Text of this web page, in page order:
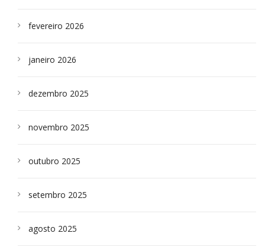
fevereiro 2026
janeiro 2026
dezembro 2025
novembro 2025
outubro 2025
setembro 2025
agosto 2025